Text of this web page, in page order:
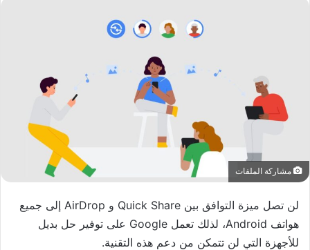
مشاركة الملفات
لن تصل ميزة التوافق بين Quick Share و AirDrop إلى جميع
هواتف Android، لذلك تعمل Google على توفير حل بديل
للأجهزة التي لن تتمكن من دعم هذه التقنية.